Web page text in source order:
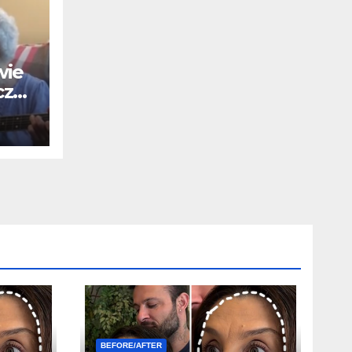
BEFORE/AFTER